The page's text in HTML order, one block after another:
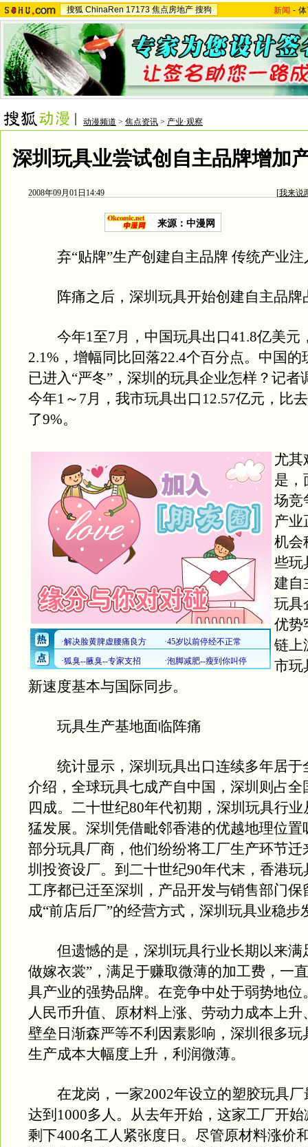
搜狐 ChinaRen 17173 焦点房地产 搜狗 新闻 -
动漫频道 > 焦点资讯 > 产业·观察
深圳玩具业尝试创自主品牌增加
2008年09月01日14:49 [我来说
来源：中漫网
弃“贴牌”生产创建自主品牌 传统产业注
阵痛之后，深圳玩具开始创建自主品牌
今年1至7月，中国玩具出口41.8亿美元
2.1%，增幅同比回落22.4个百分点。中国的
已进入“严冬”，深圳的玩具企业怎样？记者
今年1～7月，我市玩具出口12.57亿元，比
了9%。
尤其
是，
场竞
产业
机会
些玩
建自
玩具
优势
链上
市玩
新速度基本与国际同步。
玩具生产基地面临阵痛
统计显示，深圳玩具出口连续多年居于
介绍，全球玩具七成产自中国，深圳则占全
四成。二十世纪80年代初期，深圳玩具行
猛发展。深圳凭借毗邻香港的优越地理位置
部分玩具厂商，他们纷纷将工厂生产环节迁
圳投资设厂。到二十世纪90年代末，香港
工序都已迁至深圳，产品开发与销售部门保
成“前店后厂”的经营方式，深圳玩具业稳步
但遗憾的是，深圳玩具行业长期以来满
做嫁衣裳”，满足于赚取微薄的加工费，一
具产业的强势品牌。在竞争中处于弱势地位
人民币升值、原材料上涨、劳动力成本上升
壁垒日渐森严等不利因素影响，深圳很多玩
生产成本大幅度上升，利润微薄。
在龙岗，一家2002年设立的塑胶玩具厂
达到1000多人。从去年开始，这家工厂开
剩下400名工人紧张度日。尽管原材料涨价